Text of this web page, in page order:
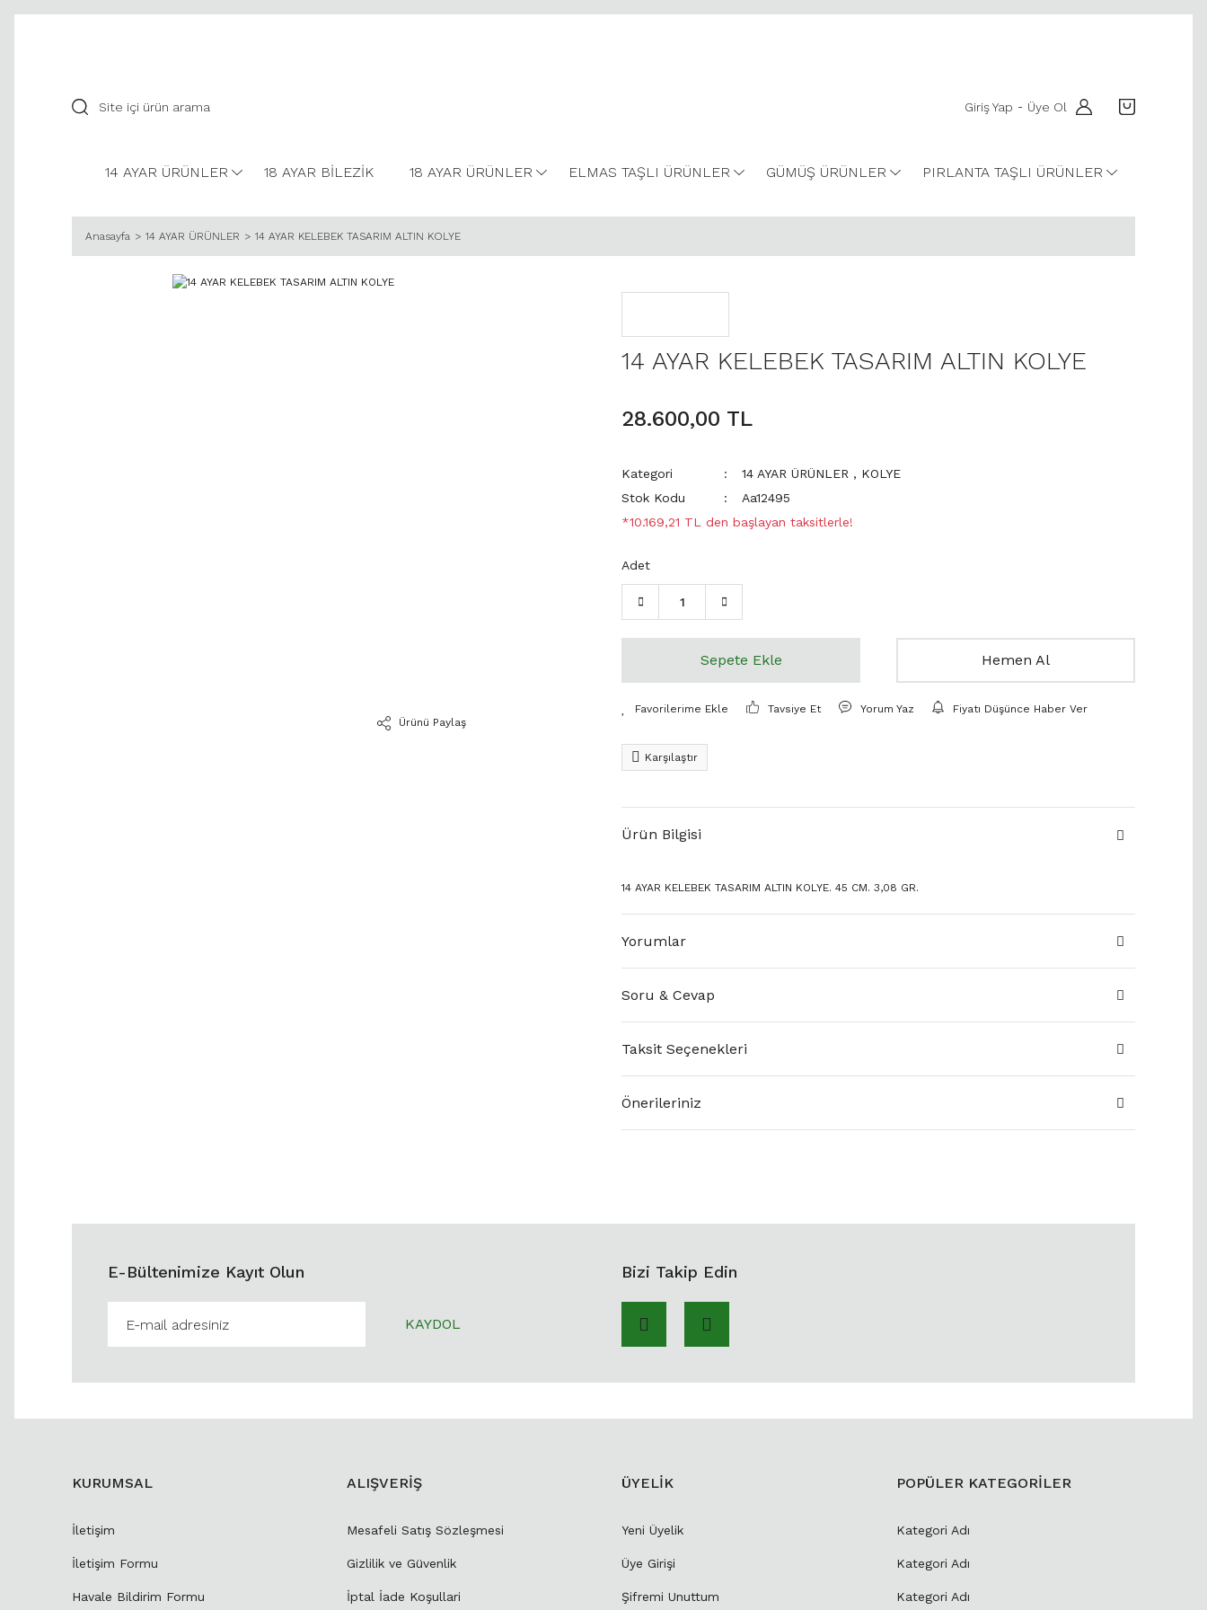
Giriş Yap - Üye Ol
14 AYAR ÜRÜNLER 18 AYAR BİLEZİK 18 AYAR ÜRÜNLER ELMAS TAŞLI ÜRÜNLER GÜMÜŞ ÜRÜNLER PIRLANTA TAŞLI ÜRÜNLER
Anasayfa 14 AYAR ÜRÜNLER 14 AYAR KELEBEK TASARIM ALTIN KOLYE
Ürünü Paylaş
14 AYAR KELEBEK TASARIM ALTIN KOLYE
28.600,00 TL
Kategori 14 AYAR ÜRÜNLER , KOLYE
Stok Kodu
Aa12495
*10.169,21 TL den başlayan taksitlerle!
Adet
Sepete Ekle Hemen Al
Tavsiye Et Yorum Yaz Fiyatı Düşünce Haber Ver
Karşılaştır
Ürün Bilgisi
14 AYAR KELEBEK TASARIM ALTIN KOLYE. 45 CM. 3,08 GR.
Yorumlar
Soru & Cevap
Taksit Seçenekleri
Önerileriniz
E-Bültenimize Kayıt Olun
KAYDOL
Bizi Takip Edin
KURUMSAL
İletişim
İletişim Formu
Havale Bildirim Formu
ALIŞVERİŞ
Mesafeli Satış Sözleşmesi
Gizlilik ve Güvenlik
İptal İade Koşullari
ÜYELİK
Yeni Üyelik
Üye Girişi
Şifremi Unuttum
POPÜLER KATEGORİLER
Kategori Adı
Kategori Adı
Kategori Adı